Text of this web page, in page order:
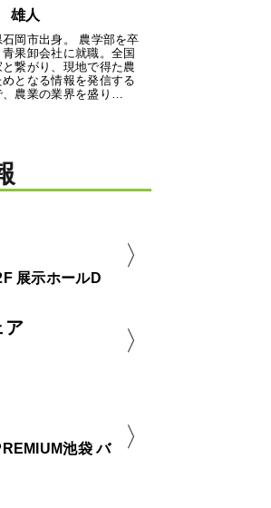
雄人
岡市出身。 農学部を卒
果卸会社に就職。全国
繋がり、現地で得た農
となる情報を発信する
、農業の業界を盛り…
展示ホールD
ア
池袋 バ